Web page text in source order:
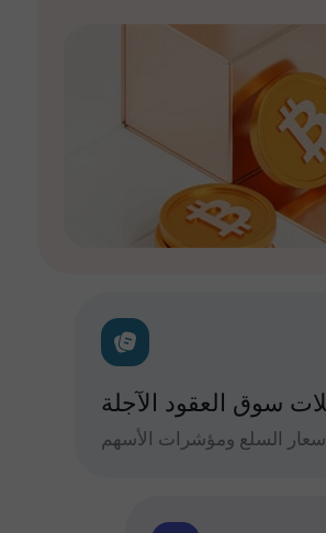
سوق العقود الآجلة
السلع ومؤشرات الأسهم